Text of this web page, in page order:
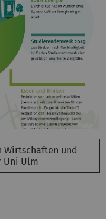
Wirtschaften und
Uni Ulm